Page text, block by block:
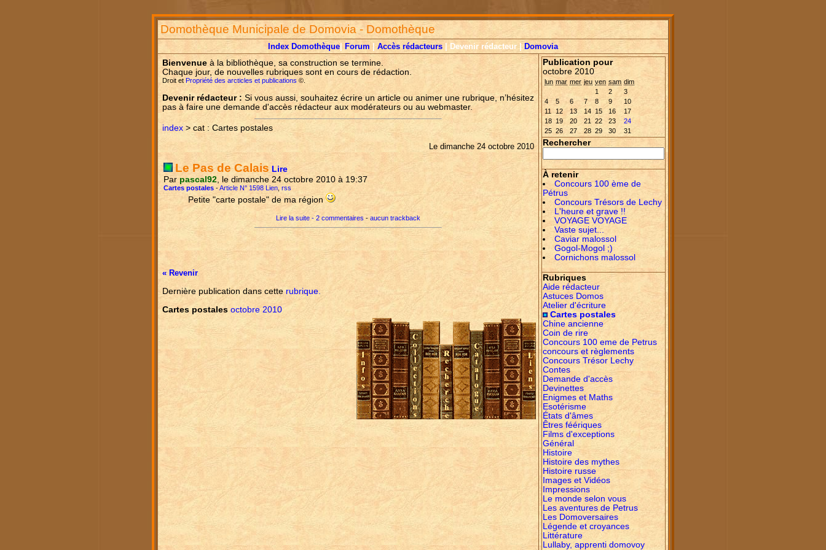
Domothèque Municipale de Domovia - Domothèque
Index Domothèque Forum Accès rédacteurs | Devenir rédacteur |Domovia
Bienvenue à la bibliothèque, sa construction se termine.
Chaque jour, de nouvelles rubriques sont en cours de rédaction.
Droit et Propriété des arcticles et publications ©.
Devenir rédacteur : Si vous aussi, souhaitez écrire un article ou animer une rubrique, n’hésitez
pas à faire une demande d'accès rédacteur aux modérateurs ou au webmaster.
index > cat : Cartes postales
Le dimanche 24 octobre 2010
Le Pas de Calais Lire
Par pascal92 , le dimanche 24 octobre 2010 à 19:37
Cartes postales -Article N° 1598 Lien rss
Petite "carte postale" de ma région
Lire la suite - 2 commentaires - aucun trackback
« Revenir
Dernière publication dans cette rubrique.
Cartes postales octobre 2010
Publication pour
octobre 2010
lun mar mer jeu ven sam dim
1
2
3
4
5 6 7 8 9
10
11
12 13 14 15 16
17
18 19 20 21 22 23
24
25 26 27 28 29 30 31
Rechercher
À retenir
Concours 100 ème de
Pétrus
Concours Trésors de Lechy
L'heure et grave !!
VOYAGE VOYAGE
Vaste sujet...
Caviar malossol
Gogol-Mogol ;)
Cornichons malossol
Rubriques
Aide rédacteur
Astuces Domos
Atelier d'écriture
Cartes postales
Chine ancienne
Coin de rire
Concours 100 eme de Petrus
concours et règlements
Concours Trésor Lechy
Contes
Demande d'accès
Devinettes
Enigmes et Maths
Esotérisme
États d'âmes
Êtres féériques
Films d'exceptions
Général
Histoire
Histoire des mythes
Histoire russe
Images et Vidéos
Impressions
Le monde selon vous
Les aventures de Petrus
Les Domoversaires
Légende et croyances
Littérature
Lullaby, apprenti domovoy